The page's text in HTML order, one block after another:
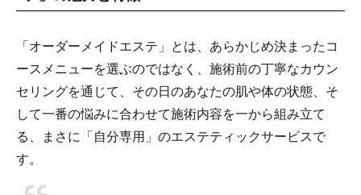
「オーダーメイドエステ」とは、あらかじめ決まったコ
ースメニューを選ぶのではなく、施術前の丁寧なカウン
セリングを通じて、その日のあなたの肌や体の状態、そ
して一番の悩みに合わせて施術内容を一から組み立て
る、まさに「自分専用」のエステティックサービスで
す。